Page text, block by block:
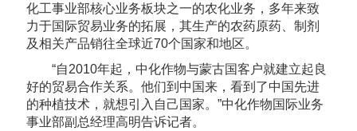
化工事业部核心业务板块之一的农化业务，多年来致
力于国际贸易业务的拓展，其生产的农药原药、制剂
及相关产品销往全球近70个国家和地区。
“自2010年起，中化作物与蒙古国客户就建立起良
好的贸易合作关系。他们到中国来，看到了中国先进
的种植技术，就想引入自己国家。”中化作物国际业务
事业部副总经理高明告诉记者。